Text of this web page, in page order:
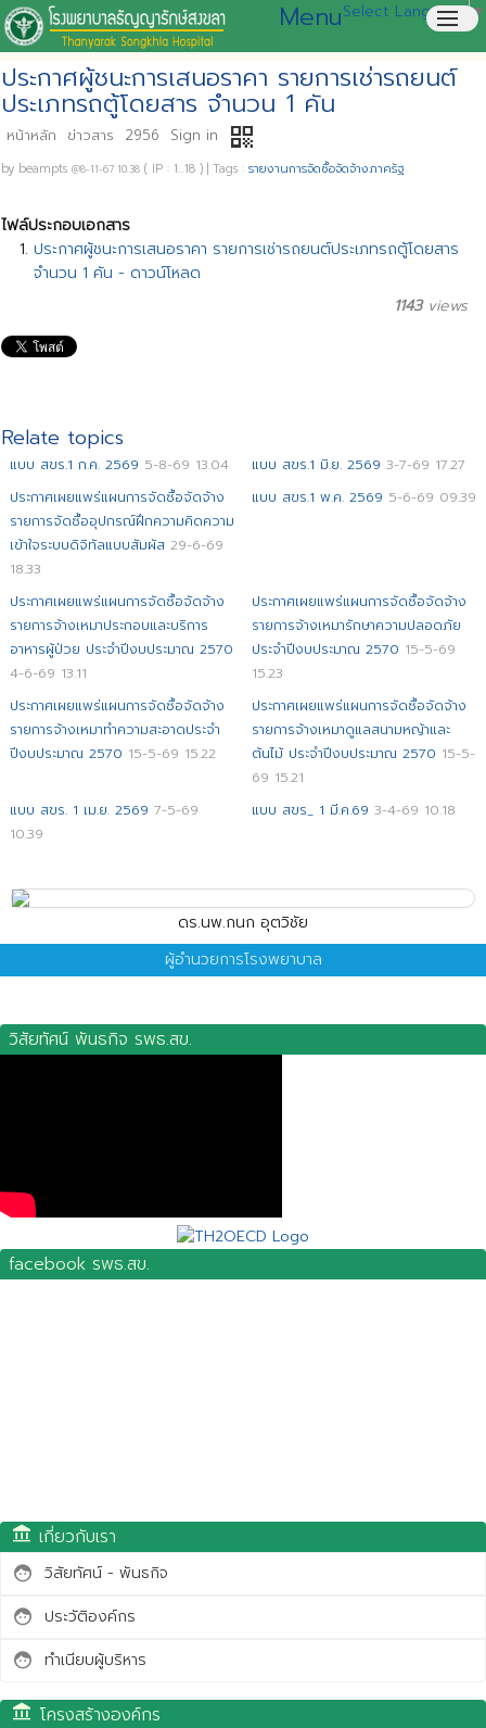
menu
MenuSelect Language▼
ประกาศผู้ชนะการเสนอราคา รายการเช่ารถยนต์
ประเภทรถตู้โดยสาร จำนวน 1 คัน
หน้าหลัก ข่าวสาร 2956 Sign in qr_code
by beampts @8-11-67 10.38 ( IP : 1...18 ) | Tags : รายงานการจัดซื้อจัดจ้างภาครัฐ
ไฟล์ประกอบเอกสาร
ประกาศผู้ชนะการเสนอราคา รายการเช่ารถยนต์ประเภทรถตู้โดยสาร
จำนวน 1 คัน - ดาวน์โหลด
1143views
Relate topics
แบบ สขร.1 ก.ค. 2569 5-8-69 13.04 แบบ สขร.1 มิ.ย. 2569 3-7-69 17.27
ประกาศเผยแพร่แผนการจัดซื้อจัดจ้าง
รายการจัดซื้ออุปกรณ์ฝึกความคิดความ
เข้าใจระบบดิจิทัลแบบสัมผัส 29-6-69
18.33
แบบ สขร.1 พ.ค. 2569 5-6-69 09.39
ประกาศเผยแพร่แผนการจัดซื้อจัดจ้าง
รายการจ้างเหมาประกอบและบริการ
อาหารผู้ป่วย ประจำปีงบประมาณ 2570
4-6-69 13.11
ประกาศเผยแพร่แผนการจัดซื้อจัดจ้าง
รายการจ้างเหมารักษาความปลอดภัย
ประจำปีงบประมาณ 2570 15-5-69
15.23
ประกาศเผยแพร่แผนการจัดซื้อจัดจ้าง
รายการจ้างเหมาทำความสะอาดประจำ
ปีงบประมาณ 2570 15-5-69 15.22
ประกาศเผยแพร่แผนการจัดซื้อจัดจ้าง
รายการจ้างเหมาดูแลสนามหญ้าและ
ต้นไม้ ประจำปีงบประมาณ 2570 15-5-
69 15.21
แบบ สขร. 1 เม.ย. 2569 7-5-69
10.39
แบบ สขร_ 1 มี.ค.69 3-4-69 10.18
ดร.นพ.กนก อุตวิชัย
ผู้อำนวยการโรงพยาบาล
วิสัยทัศน์ พันธกิจ รพธ.สข.
facebook รพธ.สข.
account_balance เกี่ยวกับเรา
face วิสัยทัศน์ - พันธกิจ
face ประวัติองค์กร
face ทำเนียบผู้บริหาร
account_balance โครงสร้างองค์กร